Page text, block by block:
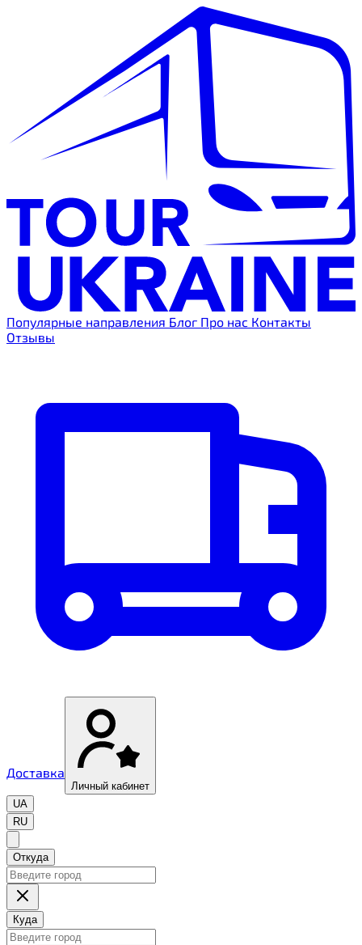
Популярные направления Блог Про нас Контакты
Отзывы
Доставка
Личный кабинет
UA
RU
Откуда
Куда